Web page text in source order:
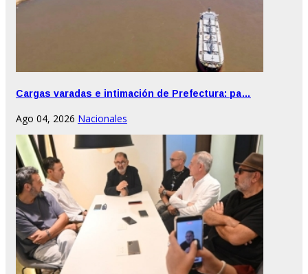
Cargas varadas e intimación de Prefectura: pa…
Ago 04, 2026 Nacionales